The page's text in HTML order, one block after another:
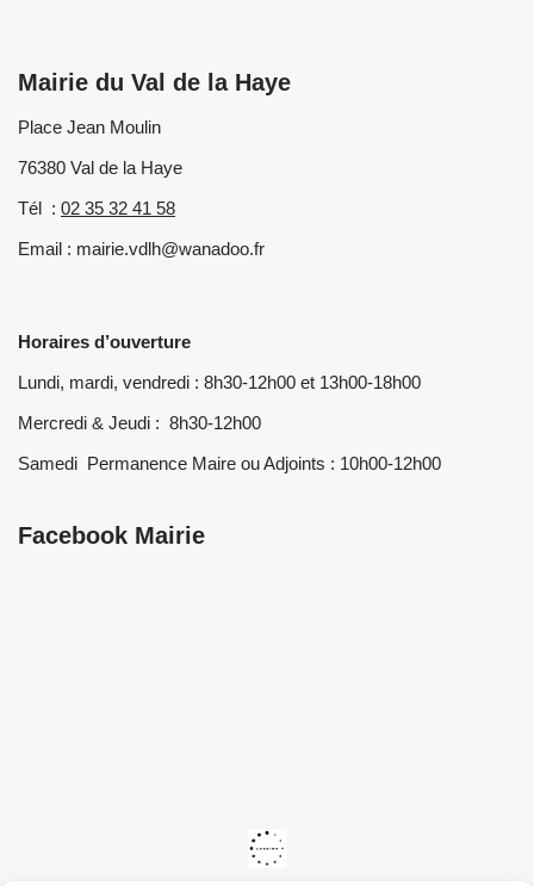
Mairie du Val de la Haye
Place Jean Moulin
76380 Val de la Haye
Tél : 02 35 32 41 58
Email : mairie.vdlh@wanadoo.fr
Horaires d’ouverture
Lundi, mardi, vendredi : 8h30-12h00 et 13h00-18h00
Mercredi & Jeudi : 8h30-12h00
Samedi Permanence Maire ou Adjoints : 10h00-12h00
Facebook Mairie